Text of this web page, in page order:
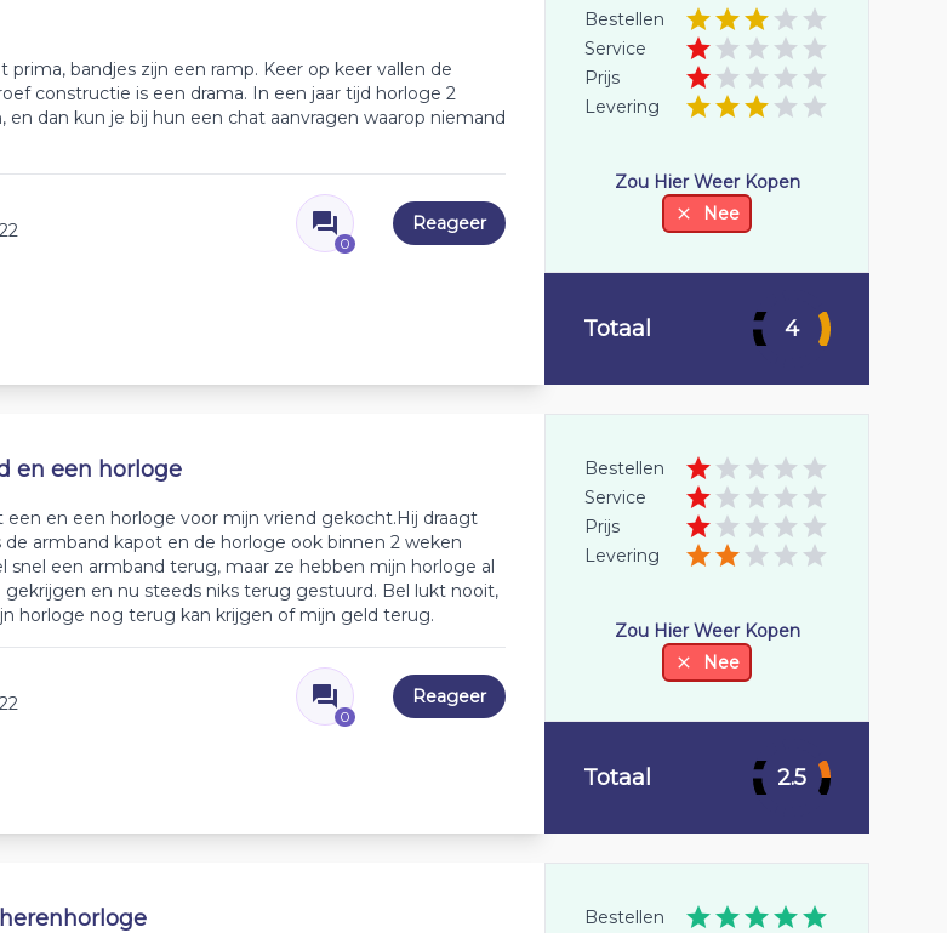
prima, bandjes zijn een ramp. Keer op keer vallen de
constructie is een drama. In een jaar tijd horloge 2
en dan kun je bij hun een chat aanvragen waarop niemand
0
Reageer
Bestellen
Service
Prijs
Levering
Zou Hier Weer Kopen
Nee
Totaal 4
en een horloge
een en een horloge voor mijn vriend gekocht.Hij draagt
armband kapot en de horloge ook binnen 2 weken
snel een armband terug, maar ze hebben mijn horloge al
gekrijgen en nu steeds niks terug gestuurd. Bel lukt nooit,
horloge nog terug kan krijgen of mijn geld terug.
0
Reageer
Bestellen
Service
Prijs
Levering
Zou Hier Weer Kopen
Nee
Totaal 2.5
Bestellen